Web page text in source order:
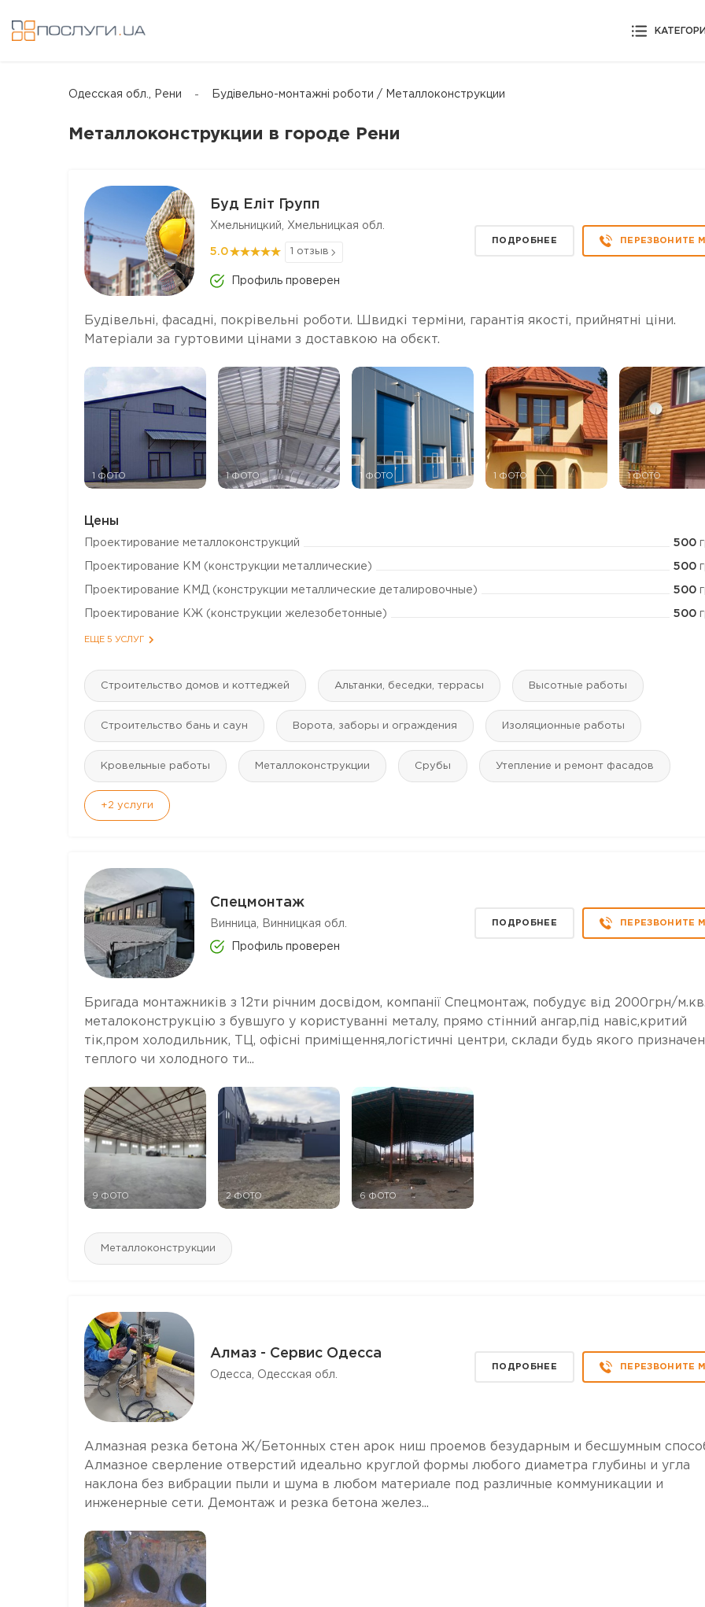
Одесская обл., Рени Будівельно-монтажні роботи / Mеталлоконструкции
Mеталлоконструкции в городе Рени
Буд Еліт Групп
Хмельницкий, Хмельницкая обл.
5.0 1 отзыв
Профиль проверен
ПОДРОБНЕЕ ПЕРЕЗВОНИТЕ
Будівельні, фасадні, покрівельні роботи. Швидкі терміни, гарантія якості, прийнятні ціни.
Матеріали за гуртовими цінами з доставкою на обєкт.
1 ФОТО 1 ФОТО 1 ФОТО 1 ФОТО 1 ФОТО
Цены
Проектирование металлоконструкций 500
Проектирование КМ (конструкции металлические) 500
Проектирование КМД (конструкции металлические деталировочные) 500
Проектирование КЖ (конструкции железобетонные) 500
ЕЩЕ 5 УСЛУГ
Строительство домов и коттеджей Альтанки, беседки, террасы Высотные работы
Строительство бань и саун Ворота, заборы и ограждения Изоляционные работы
Кровельные работы Mеталлоконструкции Срубы Утепление и ремонт фасадов
+2 услуги
Спецмонтаж
Винница, Винницкая обл.
Профиль проверен
ПОДРОБНЕЕ ПЕРЕЗВОНИТЕ
Бригада монтажників з 12ти річним досвідом, компанії Спецмонтаж, побудує від 2000грн/
металоконструкцію з бувшуго у користуванні металу, прямо стінний ангар,під навіс,критий
тік,пром холодильник, ТЦ, офісні приміщення,логістичні центри, склади будь якого
теплого чи холодного ти...
9 ФОТО 2 ФОТО 6 ФОТО
Mеталлоконструкции
Алмаз - Сервис Одесса
Одесса, Одесская обл.
ПОДРОБНЕЕ ПЕРЕЗВОНИТЕ
Алмазная резка бетона Ж/Бетонных стен арок ниш проемов безударным и бесшумным
Алмазное сверление отверстий идеально круглой формы любого диаметра глубины и угла
наклона без вибрации пыли и шума в любом материале под различные коммуникации и
инженерные сети. Демонтаж и резка бетона желез...